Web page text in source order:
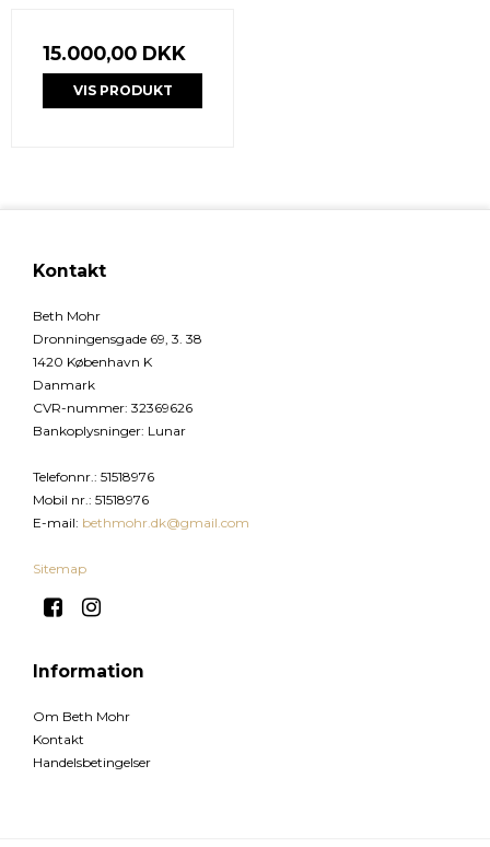
15.000,00 DKK
VIS PRODUKT
Kontakt
Beth Mohr
Dronningensgade 69, 3. 38
1420 København K
Danmark
CVR-nummer: 32369626
Bankoplysninger: Lunar
Telefonnr.: 51518976
Mobil nr.: 51518976
E-mail: bethmohr.dk@gmail.com
Sitemap
Information
Om Beth Mohr
Kontakt
Handelsbetingelser